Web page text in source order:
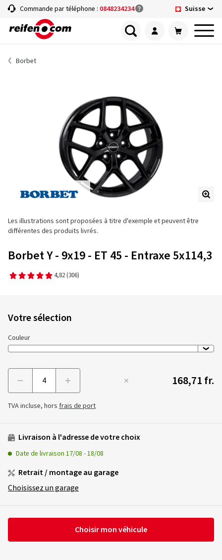
Commande par téléphone : 0848234234 Suisse
Borbet
Les illustrations sont proposées à titre d'exemple et peuvent être
différentes des produits livrés.
Borbet Y - 9x19 - ET 45 - Entraxe 5x114,3
4,82 (306)
Votre sélection
Couleur
168,71 fr.
TVA incluse, hors frais de port
Livraison à l'adresse de votre choix
Date de livraison 17/08 -18/08
Retrait / montage au garage
Choisissez un garage
Choisir mon véhicule